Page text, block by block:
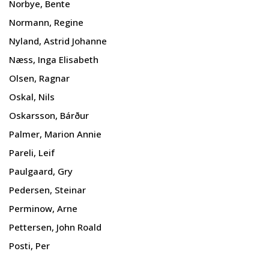
Norbye, Bente
Normann, Regine
Nyland, Astrid Johanne
Næss, Inga Elisabeth
Olsen, Ragnar
Oskal, Nils
Oskarsson, Bárður
Palmer, Marion Annie
Pareli, Leif
Paulgaard, Gry
Pedersen, Steinar
Perminow, Arne
Pettersen, John Roald
Posti, Per